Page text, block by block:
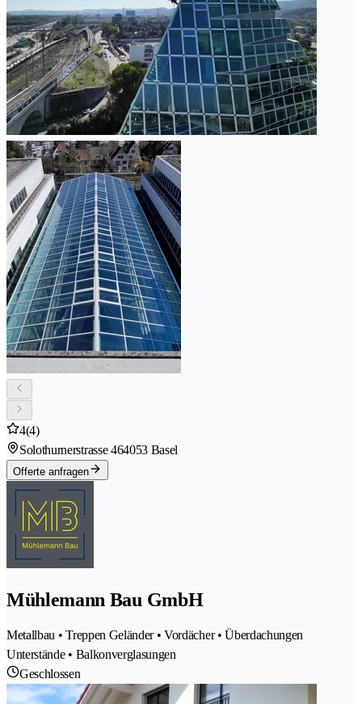
4(4)
Solothurnerstrasse 464053 Basel
Offerte anfragen
Mühlemann Bau GmbH
Metallbau • Treppen Geländer • Vordächer • Überdachungen
Unterstände • Balkonverglasungen
Geschlossen